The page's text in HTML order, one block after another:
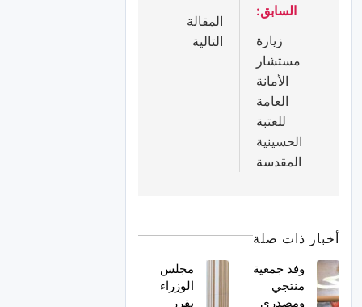
السابق:
زيارة
مستشار
الأمانة
العامة
للعتبة
الحسينية
المقدسة
المقالة
التالية
أخبار ذات صلة
وفد جمعية
منتجي
ومصدري
مجلس
الوزراء
يقرر